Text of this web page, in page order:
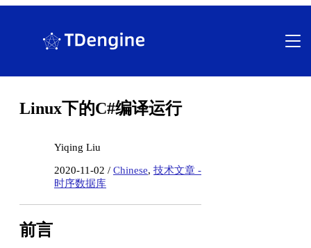
Linux下的C#编译运行
Yiqing Liu
2020-11-02 / Chinese, 技术文章 -
时序数据库
前言